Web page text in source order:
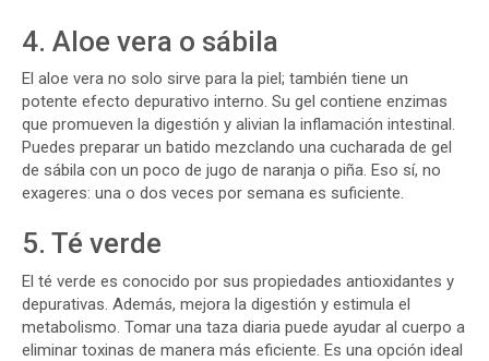
4. Aloe vera o sábila
El aloe vera no solo sirve para la piel; también tiene un
potente efecto depurativo interno. Su gel contiene enzimas
que promueven la digestión y alivian la inflamación intestinal.
Puedes preparar un batido mezclando una cucharada de gel
de sábila con un poco de jugo de naranja o piña. Eso sí, no
exageres: una o dos veces por semana es suficiente.
5. Té verde
El té verde es conocido por sus propiedades antioxidantes y
depurativas. Además, mejora la digestión y estimula el
metabolismo. Tomar una taza diaria puede ayudar al cuerpo a
eliminar toxinas de manera más eficiente. Es una opción ideal